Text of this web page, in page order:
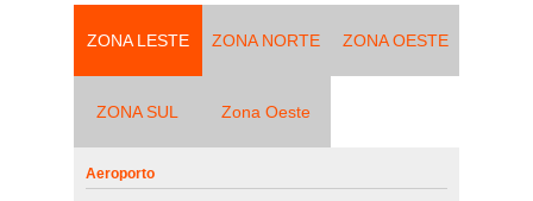
ZONA LESTE ZONA NORTE ZONA OESTE
ZONA SUL Zona Oeste
Aeroporto